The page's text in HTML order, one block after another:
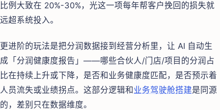
比例大致在 20%-30%，光这一项每年帮客户挽回的损失就
远超系统投入。
更进阶的玩法是把分润数据接到经营分析里，让 AI 自动生
成「分润健康度报告」——哪些合伙人/门店/项目的分润占
比在持续上升或下降，是否和业务健康度匹配，是否预示着
人员流失或业绩拐点。这部分逻辑和业务驾驶舱搭建是同源
的，差别只在数据维度。